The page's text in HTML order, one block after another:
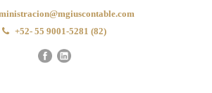
+52- 55 9001-5281 (82)